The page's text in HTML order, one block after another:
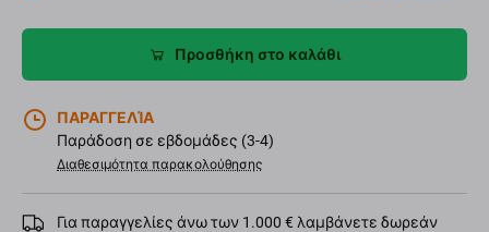
Προσθήκη στο καλάθι
ΠΑΡΑΓΓΕΛΊΑ
Παράδοση σε εβδομάδες (3-4)
Διαθεσιμότητα παρακολούθησης
Για παραγγελίες άνω των 1.000 € λαμβάνετε δωρεάν